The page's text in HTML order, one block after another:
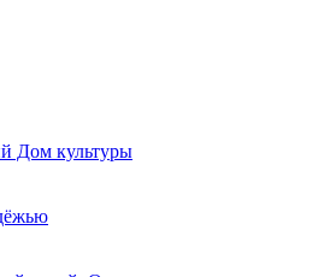
Дом культуры